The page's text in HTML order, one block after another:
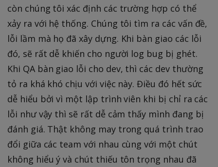
còn chúng tôi xác định các trường hợp có thể
xảy ra với hệ thống. Chúng tôi tìm ra các vấn đề,
lỗi lầm mà họ đã xây dựng. Khi bàn giao các lỗi
đó, sẽ rất dễ khiến cho người log bug bị ghét.
Khi QA bàn giao lỗi cho dev, thì các dev thường
tỏ ra khá khó chịu với việc này. Điều đó hết sức
dễ hiểu bởi vì một lập trình viên khi bị chỉ ra các
lỗi như vậy thì sẽ rất dễ cảm thấy mình đang bị
đánh giá. Thật không may trong quá trình trao
đổi giữa các team với nhau cùng với một chút
không hiểu ý và chút thiếu tôn trọng nhau đã